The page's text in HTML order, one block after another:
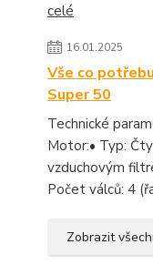
celé
16.01.2025
Vše co
Super 50
Technické
Motor:• Typ:
vzduchovým
Počet válců: 4
Zobrazit